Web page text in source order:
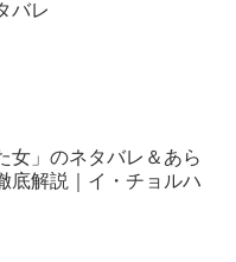
バレ
女」のネタバレ＆あら
底解説｜イ・チョルハ